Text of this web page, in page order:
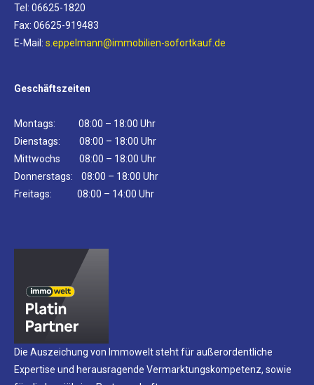
Tel: 06625-1820
Fax: 06625-919483
E-Mail: s.eppelmann@immobilien-sofortkauf.de
Geschäftszeiten
Montags: 08:00 – 18:00 Uhr
Dienstags: 08:00 – 18:00 Uhr
Mittwochs 08:00 – 18:00 Uhr
Donnerstags: 08:00 – 18:00 Uhr
Freitags: 08:00 – 14:00 Uhr
Die Auszeichung von Immowelt steht für außerordentliche
Expertise und herausragende Vermarktungskompetenz, sowie